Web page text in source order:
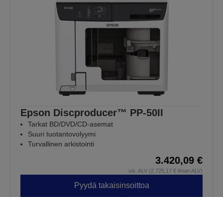
Epson Discproducer™ PP-50II
Tarkat BD/DVD/CD-asemat
Suuri tuotantovolyymi
Turvallinen arkistointi
3.420,09 €
sis. ALV (2.725,17 € ilman ALV)
Pyydä takaisinsoittoa